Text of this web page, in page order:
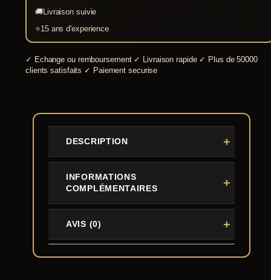
🚚Livraison suivie
⭐15 ans d'experience
✓ Echange ou remboursement ✓ Livraison rapide ✓ Plus de 50000
clients satisfaits ✓ Paiement securise
DESCRIPTION
INFORMATIONS
COMPLÉMENTAIRES
AVIS (0)